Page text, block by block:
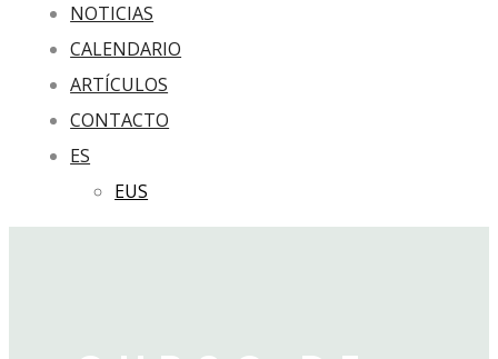
NOTICIAS
CALENDARIO
ARTÍCULOS
CONTACTO
ES
EUS